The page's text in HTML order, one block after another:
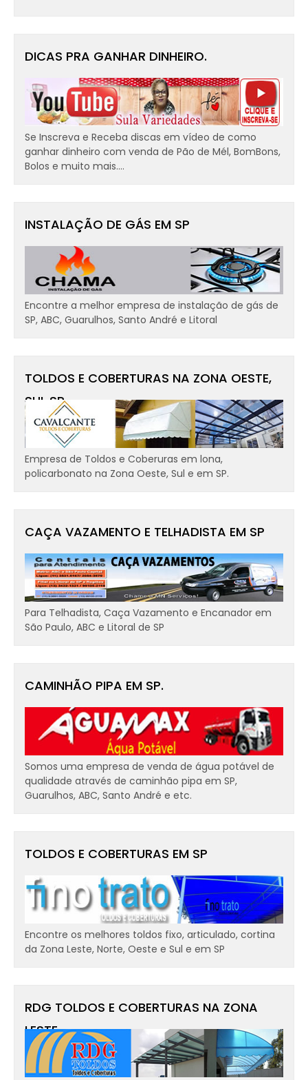
DICAS PRA GANHAR DINHEIRO.
Se Inscreva e Receba discas em vídeo de como
ganhar dinheiro com venda de Pão de Mél, BomBons,
Bolos e muito mais....
INSTALAÇÃO DE GÁS EM SP
Encontre a melhor empresa de instalação de gás de
SP, ABC, Guarulhos, Santo André e Litoral
TOLDOS E COBERTURAS NA ZONA OESTE,
SUL SP
Empresa de Toldos e Coberuras em lona,
policarbonato na Zona Oeste, Sul e em SP.
CAÇA VAZAMENTO E TELHADISTA EM SP
Para Telhadista, Caça Vazamento e Encanador em
São Paulo, ABC e Litoral de SP
CAMINHÃO PIPA EM SP.
Somos uma empresa de venda de água potável de
qualidade através de caminhão pipa em SP,
Guarulhos, ABC, Santo André e etc.
TOLDOS E COBERTURAS EM SP
Encontre os melhores toldos fixo, articulado, cortina
da Zona Leste, Norte, Oeste e Sul e em SP
RDG TOLDOS E COBERTURAS NA ZONA
LESTE